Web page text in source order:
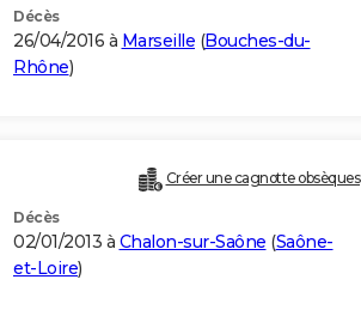
Décès
26/04/2016 à Marseille (Bouches-du-
Rhône)
Créer une cagnotte obsèques
Décès
02/01/2013 à Chalon-sur-Saône (Saône-
et-Loire)